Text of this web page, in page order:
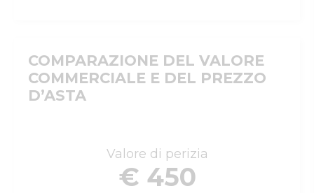
COMPARAZIONE DEL VALORE
COMMERCIALE E DEL PREZZO
D’ASTA
Valore di perizia
€ 450